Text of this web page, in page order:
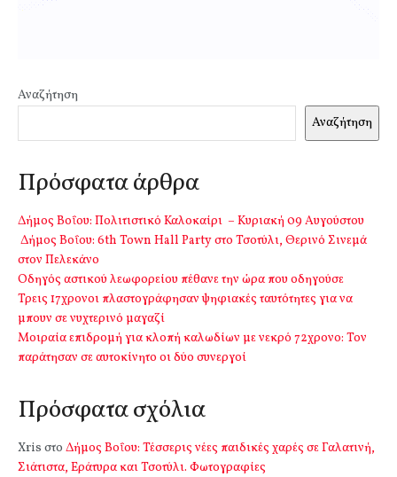
Αναζήτηση
Αναζήτηση
Πρόσφατα άρθρα
Δήμος Βοΐου: Πολιτιστικό Καλοκαίρι – Κυριακή 09 Αυγούστου
Δήμος Βοΐου: 6th Town Hall Party στο Τσοτύλι, Θερινό Σινεμά
στον Πελεκάνο
Οδηγός αστικού λεωφορείου πέθανε την ώρα που οδηγούσε
Τρεις 17χρονοι πλαστογράφησαν ψηφιακές ταυτότητες για να
μπουν σε νυχτερινό μαγαζί
Μοιραία επιδρομή για κλοπή καλωδίων με νεκρό 72χρονο: Τον
παράτησαν σε αυτοκίνητο οι δύο συνεργοί
Πρόσφατα σχόλια
Xris στο Δήμος Βοΐου: Τέσσερις νέες παιδικές χαρές σε Γαλατινή,
Σιάτιστα, Εράτυρα και Τσοτύλι. Φωτογραφίες